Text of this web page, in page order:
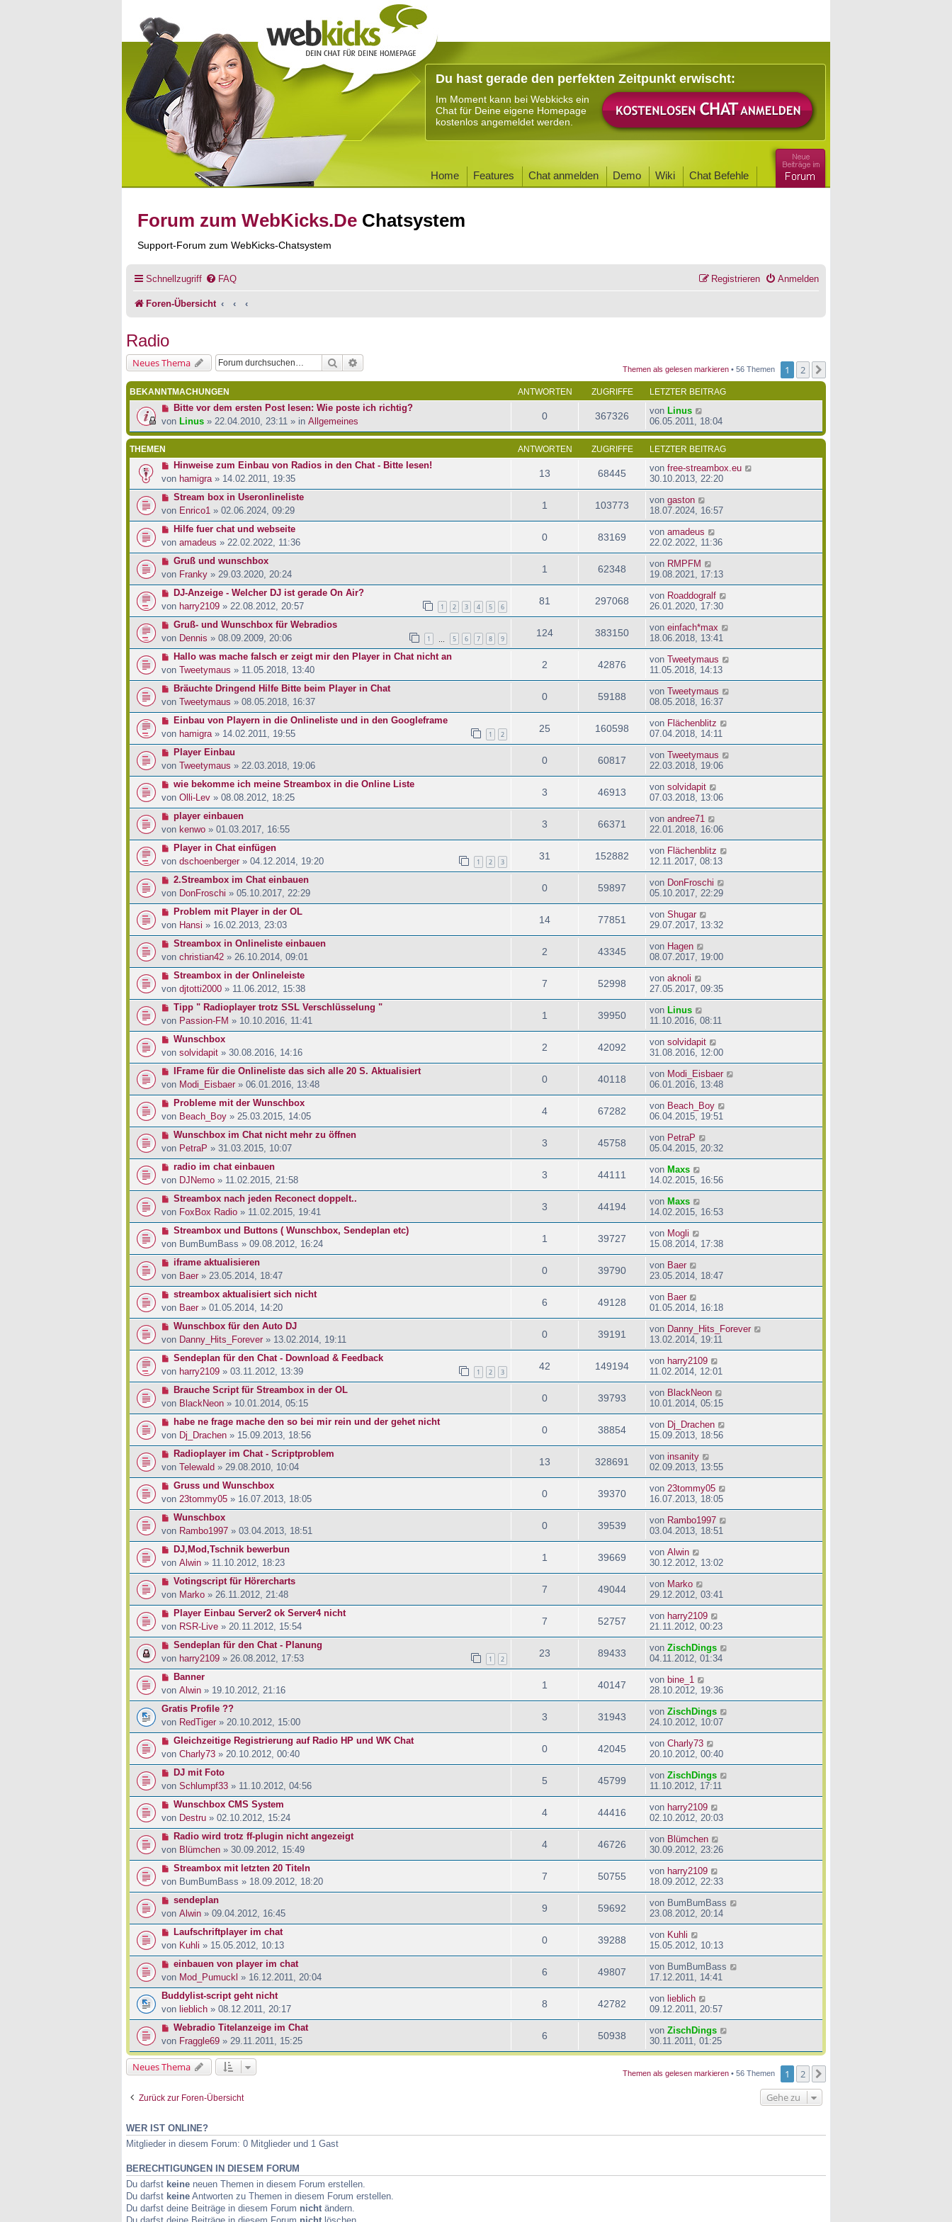
Du hast gerade den perfekten Zeitpunkt erwischt:
Im Moment kann bei Webkicks ein
Chat für Deine eigene Homepage
kostenlos angemeldet werden.
Home Features Chat anmelden Demo Wiki Chat Befehle
Forum zum WebKicks.De Chatsystem
Support-Forum zum WebKicks-Chatsystem
Schnellzugriff FAQ Anmelden
Registrieren
Foren-Übersicht
Radio
Neues Thema Suche
Themen als gelesen markieren • 56 Themen 1 2
BEKANNTMACHUNGEN ANTWORTEN ZUGRIFFE LETZTER BEITRAG
Bitte vor dem ersten Post lesen: Wie poste ich richtig?
von Linus » 22.04.2010, 23:11 » in Allgemeines 0 367326 von Linus
06.05.2011, 18:04
THEMEN ANTWORTEN ZUGRIFFE LETZTER BEITRAG
Hinweise zum Einbau von Radios in den Chat - Bitte lesen!
von hamigra » 14.02.2011, 19:35 13 68445 von free-streambox.eu
30.10.2013, 22:20
Stream box in Useronlineliste
von Enrico1 » 02.06.2024, 09:29 1 103773 von gaston
18.07.2024, 16:57
Hilfe fuer chat und webseite
von amadeus » 22.02.2022, 11:36 0 83169 von amadeus
22.02.2022, 11:36
Gruß und wunschbox
von Franky » 29.03.2020, 20:24 1 62348 von RMPFM
19.08.2021, 17:13
DJ-Anzeige - Welcher DJ ist gerade On Air?
von harry2109 » 22.08.2012, 20:57 1 2 3 4 5 6
81 297068 von Roaddogralf
26.01.2020, 17:30
Gruß- und Wunschbox für Webradios
von Dennis » 08.09.2009, 20:06 1 5 6 7 8 9
124 383150 von einfach*max
18.06.2018, 13:41
Hallo was mache falsch er zeigt mir den Player in Chat nicht an
von Tweetymaus » 11.05.2018, 13:40 2 42876 von Tweetymaus
11.05.2018, 14:13
Bräuchte Dringend Hilfe Bitte beim Player in Chat
von Tweetymaus » 08.05.2018, 16:37 0 59188 von Tweetymaus
08.05.2018, 16:37
Einbau von Playern in die Onlineliste und in den Googleframe
von hamigra » 14.02.2011, 19:55 1 2
25 160598 von Flächenblitz
07.04.2018, 14:11
Player Einbau
von Tweetymaus » 22.03.2018, 19:06 0 60817 von Tweetymaus
22.03.2018, 19:06
wie bekomme ich meine Streambox in die Online Liste
von Olli-Lev » 08.08.2012, 18:25 3 46913 von solvidapit
07.03.2018, 13:06
player einbauen
von kenwo » 01.03.2017, 16:55 3 66371 von andree71
22.01.2018, 16:06
Player in Chat einfügen
von dschoenberger» 04.12.2014, 19:20 1 2 3
31 152882 von Flächenblitz
12.11.2017, 08:13
2.Streambox im Chat einbauen
von DonFroschi » 05.10.2017, 22:29 0 59897 von DonFroschi
05.10.2017, 22:29
Problem mit Player in der OL
von Hansi » 16.02.2013, 23:03 14 77851 von Shugar
29.07.2017, 13:32
Streambox in Onlineliste einbauen
von christian42 » 26.10.2014, 09:01 2 43345 von Hagen
08.07.2017, 19:00
Streambox in der Onlineleiste
von djtotti2000 » 11.06.2012, 15:38 7 52998 von aknoli
27.05.2017, 09:35
Tipp " Radioplayer trotz SSL Verschlüsselung "
von Passion-FM » 10.10.2016, 11:41 1 39950 von Linus
11.10.2016, 08:11
Wunschbox
von solvidapit » 30.08.2016, 14:16 2 42092 von solvidapit
31.08.2016, 12:00
IFrame für die Onlineliste das sich alle 20 S. Aktualisiert
von Modi_Eisbaer » 06.01.2016, 13:48 0 40118 von Modi_Eisbaer
06.01.2016, 13:48
Probleme mit der Wunschbox
von Beach_Boy » 25.03.2015, 14:05 4 67282 von Beach_Boy
06.04.2015, 19:51
Wunschbox im Chat nicht mehr zu öffnen
von PetraP » 31.03.2015, 10:07 3 45758 von PetraP
05.04.2015, 20:32
radio im chat einbauen
von DJNemo » 11.02.2015, 21:58 3 44111 von Maxs
14.02.2015, 16:56
Streambox nach jeden Reconect doppelt..
von FoxBox Radio » 11.02.2015, 19:41 3 44194 von Maxs
14.02.2015, 16:53
Streambox und Buttons ( Wunschbox, Sendeplan etc)
von BumBumBass » 09.08.2012, 16:24 1 39727 von Mogli
15.08.2014, 17:38
iframe aktualisieren
von Baer » 23.05.2014, 18:47 0 39790 von Baer
23.05.2014, 18:47
streambox aktualisiert sich nicht
von Baer» 01.05.2014, 14:20 6 49128 von Baer
01.05.2014, 16:18
Wunschbox für den Auto DJ
von Danny_Hits_Forever » 13.02.2014, 19:11 0 39191 von Danny_Hits_Forever
13.02.2014, 19:11
Sendeplan für den Chat - Download & Feedback
von harry2109 » 03.11.2012, 13:39 1 2 3
42 149194 von harry2109
11.02.2014, 12:01
Brauche Script für Streambox in der OL
von BlackNeon » 10.01.2014, 05:15 0 39793 von BlackNeon
10.01.2014, 05:15
habe ne frage mache den so bei mir rein und der gehet nicht
von Dj_Drachen » 15.09.2013, 18:56 0 38854 von Dj_Drachen
15.09.2013, 18:56
Radioplayer im Chat - Scriptproblem
von Telewald » 29.08.2010, 10:04 13 328691 von insanity
02.09.2013, 13:55
Gruss und Wunschbox
von 23tommy05 » 16.07.2013, 18:05 0 39370 von 23tommy05
16.07.2013, 18:05
Wunschbox
von Rambo1997 » 03.04.2013, 18:51 0 39539 von Rambo1997
03.04.2013, 18:51
DJ,Mod,Tschnik bewerbun
von Alwin » 11.10.2012, 18:23 1 39669 von Alwin
30.12.2012, 13:02
Votingscript für Hörercharts
von Marko » 26.11.2012, 21:48 7 49044 von Marko
29.12.2012, 03:41
Player Einbau Server2 ok Server4 nicht
von RSR-Live » 20.11.2012, 15:54 7 52757 von harry2109
21.11.2012, 00:23
Sendeplan für den Chat - Planung
von harry2109 » 26.08.2012, 17:53 1 2
23 89433 von ZischDings
04.11.2012, 01:34
Banner
von Alwin » 19.10.2012, 21:16 1 40147 von bine_1
28.10.2012, 19:36
Gratis Profile ??
von RedTiger » 20.10.2012, 15:00 3 31943 von ZischDings
24.10.2012, 10:07
Gleichzeitige Registrierung auf Radio HP und WK Chat
von Charly73 » 20.10.2012, 00:40 0 42045 von Charly73
20.10.2012, 00:40
DJ mit Foto
von Schlumpf33 » 11.10.2012, 04:56 5 45799 von ZischDings
11.10.2012, 17:11
Wunschbox CMS System
von Destru » 02.10.2012, 15:24 4 44416 von harry2109
02.10.2012, 20:03
Radio wird trotz ff-plugin nicht angezeigt
von Blümchen » 30.09.2012, 15:49 4 46726 von Blümchen
30.09.2012, 23:26
Streambox mit letzten 20 Titeln
von BumBumBass » 18.09.2012, 18:20 7 50755 von harry2109
18.09.2012, 22:33
sendeplan
von Alwin » 09.04.2012, 16:45 9 59692 von BumBumBass
23.08.2012, 20:14
Laufschriftplayer im chat
von Kuhli » 15.05.2012, 10:13 0 39288 von Kuhli
15.05.2012, 10:13
einbauen von player im chat
von Mod_Pumuckl » 16.12.2011, 20:04 6 49807 von BumBumBass
17.12.2011, 14:41
Buddylist-script geht nicht
von lieblich » 08.12.2011, 20:17 8 42782 von lieblich
09.12.2011, 20:57
Webradio Titelanzeige im Chat
von Fraggle69 » 29.11.2011, 15:25 6 50938 von ZischDings
30.11.2011, 01:25
Neues Thema Themen als gelesen markieren • 56 Themen 1 2
Zurück zur Foren-Übersicht Gehe zu
WER IST ONLINE?
Mitglieder in diesem Forum: 0 Mitglieder und 1 Gast
BERECHTIGUNGEN IN DIESEM FORUM
Du darfst keine neuen Themen in diesem Forum erstellen.
Du darfst keine Antworten zu Themen in diesem Forum erstellen.
Du darfst deine Beiträge in diesem Forum nicht ändern.